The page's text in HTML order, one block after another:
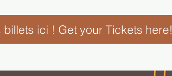
ici ! Get your Tickets here!